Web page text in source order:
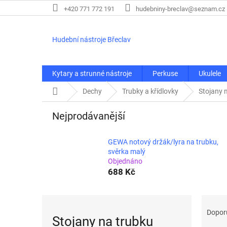
na
+420 771 772 191 hudebniny-breclav@seznam.cz
Hudební nástroje Břeclav
Kytary a strunné nástroje Perkuse Ukulele
Domů Dechy Trubky a křídlovky Stojany
Nejprodávanější
GEWA notový držák/lyra na trubku,
svěrka malý
Objednáno
688 Kč
Stojany na trubku